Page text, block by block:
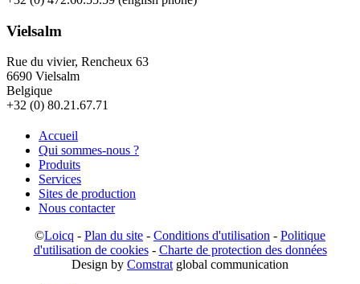
Vielsalm
Rue du vivier, Rencheux 63
6690 Vielsalm
Belgique
+32 (0) 80.21.67.71
Accueil
Qui sommes-nous ?
Produits
Services
Sites de production
Nous contacter
©Loicq - Plan du site - Conditions d'utilisation - Politique
d'utilisation de cookies- Charte de protection des données
Design by Comstrat global communication